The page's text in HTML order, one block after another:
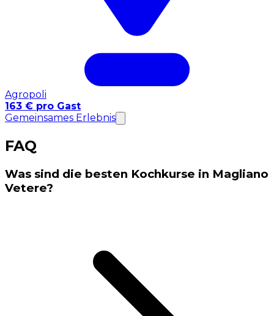
Agropoli
163 € pro Gast
Gemeinsames Erlebnis
FAQ
Was sind die besten Kochkurse in Magliano
Vetere?